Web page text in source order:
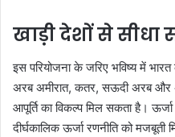
खाड़ी देशों से सीधा
इस परियोजना के जरिए भविष्य में
अरब अमीरात, कतर, सऊदी अरब और
आपूर्ति का विकल्प मिल सकता है।
दीर्घकालिक ऊर्जा रणनीति को